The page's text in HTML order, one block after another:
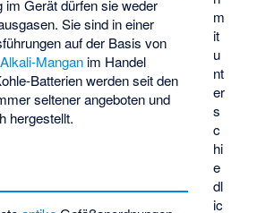
m
it
u
nt
er
s
c
hi
e
dl
ic
im Gerät dürfen sie weder
Sie sind in einer
auf der Basis von
Alkali-Manganim Handel
Batterien werden seit den
seltener angeboten und
hergestellt.